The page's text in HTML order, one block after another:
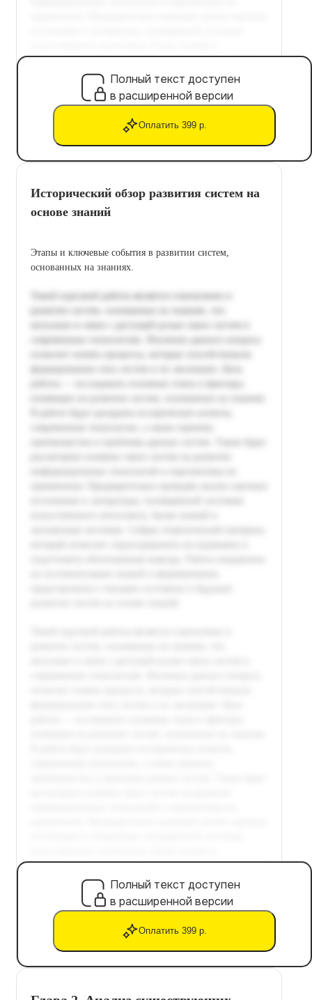
Полный текст доступен
в расширенной версии
Оплатить 399 р.
Исторический обзор развития систем на
основе знаний
Этапы и ключевые события в развитии систем,
основанных на знаниях.
Полный текст доступен
в расширенной версии
Оплатить 399 р.